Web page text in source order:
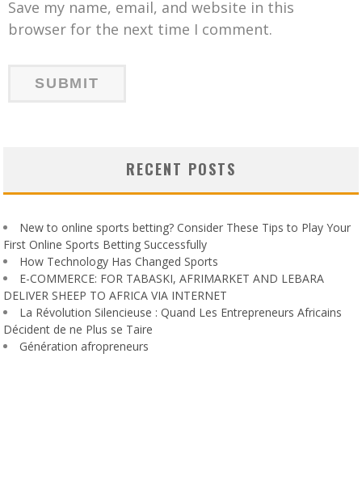
Save my name, email, and website in this
browser for the next time I comment.
RECENT POSTS
New to online sports betting? Consider These Tips to Play Your
First Online Sports Betting Successfully
How Technology Has Changed Sports
E-COMMERCE: FOR TABASKI, AFRIMARKET AND LEBARA
DELIVER SHEEP TO AFRICA VIA INTERNET
La Révolution Silencieuse : Quand Les Entrepreneurs Africains
Décident de ne Plus se Taire
Génération afropreneurs